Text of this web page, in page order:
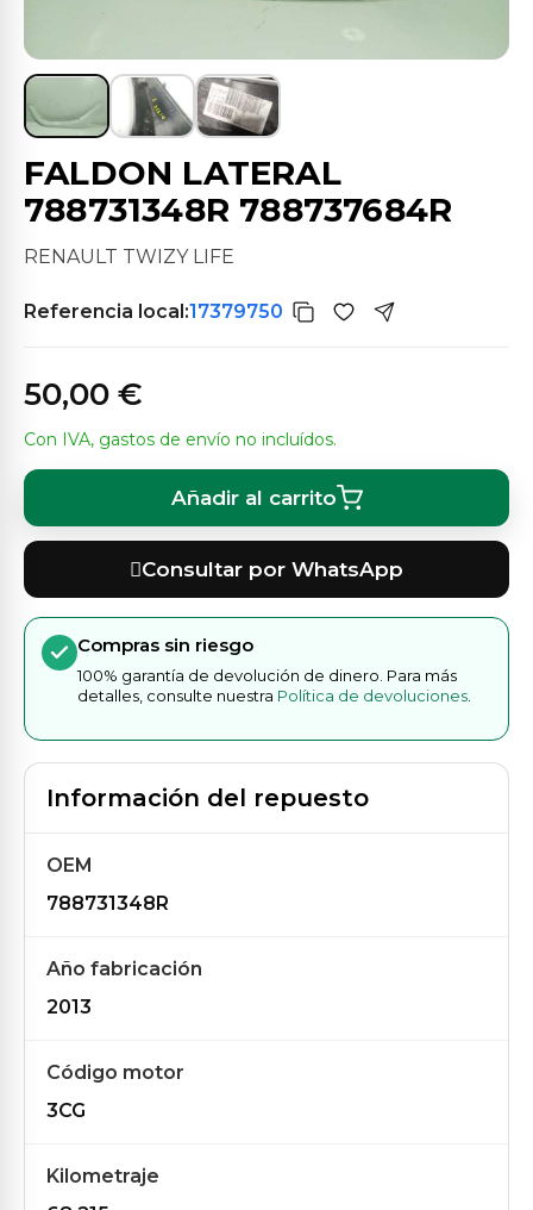
FALDON LATERAL
788731348R 788737684R
RENAULT TWIZY LIFE
Referencia local:17379750
50,00 €
Con IVA, gastos de envío no incluídos.
Añadir al carrito
Consultar por WhatsApp
Compras sin riesgo
100% garantía de devolución de dinero. Para más
detalles, consulte nuestra Política de devoluciones
Información del repuesto
OEM
788731348R
Año fabricación
2013
Código motor
3CG
Kilometraje